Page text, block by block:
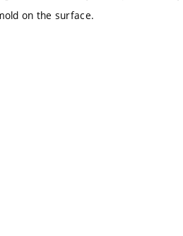
on the surface.